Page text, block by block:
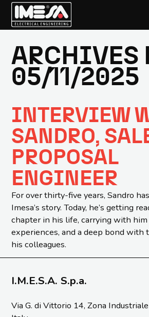
Skip
main
content
ARCHIVES
05/11/2025
INTERVIEW
SANDRO,
PROPOSAL
ENGINEER
For over thirty-five years, Sandro
Imesa’s story. Today, he’s getting
chapter in his life, carrying with him
experiences, and a deep bond with
his colleagues.
I.M.E.S.A. S.p.a.
Via G. di Vittorio 14, Zona